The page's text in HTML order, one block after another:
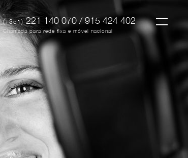
(+351)221 140 070 / 915 424 402
Chamada para rede fixa e móvel nacional